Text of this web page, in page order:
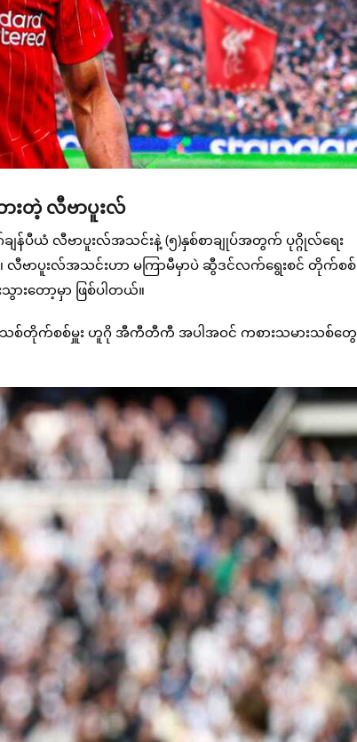
းတဲ့ လီဗာပူးလ်
ပီယံ လီဗာပူးလ်အသင်းနဲ့ (၅)နှစ်စာချုပ်အတွက် ပုဂ္ဂိုလ်ရေး
လီဗာပူးလ်အသင်းဟာ မကြာမီမှာပဲ ဆွီဒင်လက်ရွေးစင် တိုက်စစ်
တော့မှာ ဖြစ်ပါတယ်။
င်သစ်တိုက်စစ်မှူး ဟူဂို အီကီတီကီ အပါအဝင် ကစားသမားသစ်တွေ